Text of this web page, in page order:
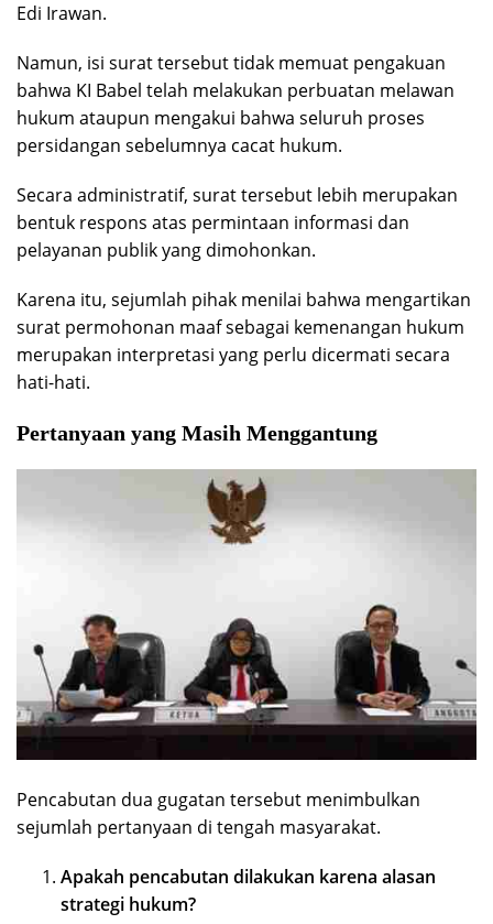
Edi Irawan.
Namun, isi surat tersebut tidak memuat pengakuan
bahwa KI Babel telah melakukan perbuatan melawan
hukum ataupun mengakui bahwa seluruh proses
persidangan sebelumnya cacat hukum.
Secara administratif, surat tersebut lebih merupakan
bentuk respons atas permintaan informasi dan
pelayanan publik yang dimohonkan.
Karena itu, sejumlah pihak menilai bahwa mengartikan
surat permohonan maaf sebagai kemenangan hukum
merupakan interpretasi yang perlu dicermati secara
hati-hati.
Pertanyaan yang Masih Menggantung
Pencabutan dua gugatan tersebut menimbulkan
sejumlah pertanyaan di tengah masyarakat.
Apakah pencabutan dilakukan karena alasan
strategi hukum?